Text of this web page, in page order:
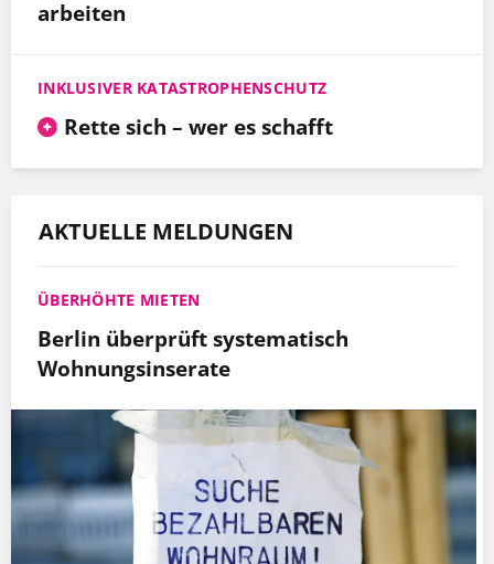
arbeiten
INKLUSIVER KATASTROPHENSCHUTZ
Rette sich – wer es schafft
AKTUELLE MELDUNGEN
ÜBERHÖHTE MIETEN
Berlin überprüft systematisch
Wohnungsinserate